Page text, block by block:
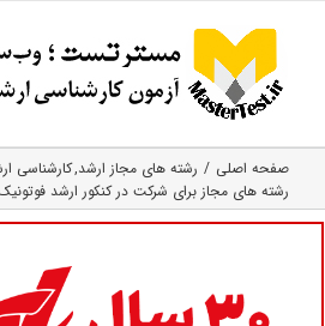
content
صفحه اصلی رشته های مجاز ارشد کارشناسی
رشته های مجاز برای شرکت در کنکور ارشد